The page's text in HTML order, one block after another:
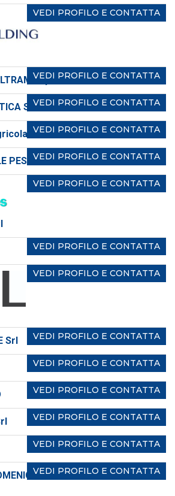
VEDI PROFILO E CONTATTA
VEDI PROFILO E CONTATTA
spa
VEDI PROFILO E CONTATTA
Srl
VEDI PROFILO E CONTATTA
VEDI PROFILO E CONTATTA
PESIO Scarl
VEDI PROFILO E CONTATTA
VEDI PROFILO E CONTATTA
VEDI PROFILO E CONTATTA
VEDI PROFILO E CONTATTA
Srl
VEDI PROFILO E CONTATTA
VEDI PROFILO E CONTATTA
VEDI PROFILO E CONTATTA
VEDI PROFILO E CONTATTA
VEDI PROFILO E CONTATTA
SEVERI F. BIAGIANTI A & C